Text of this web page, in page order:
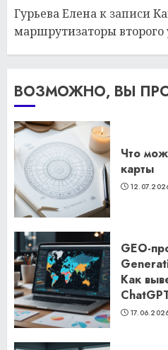
Гурьева Еленак записи
маршрутизаторы второго
ВОЗМОЖНО, ВЫ
Что
карты
GEO-
Как